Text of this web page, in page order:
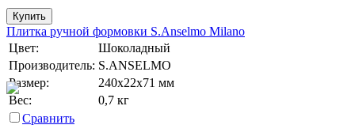
Купить
Плитка ручной формовки S.Anselmo Milano
Цвет:
Шоколадный
Производитель: S.ANSELMO
Размер:
240х22х71 мм
Вес:
0,7 кг
Сравнить